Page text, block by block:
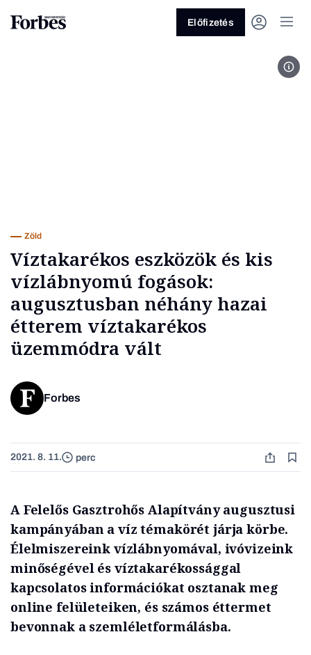
Előfizetés
Zöld
Víztakarékos eszközök és kis
vízlábnyomú fogások:
augusztusban néhány hazai
étterem víztakarékos
üzemmódra vált
Forbes
2021. 8. 11. perc
A FelelősGasztrohős Alapítvány augusztusi
kampányában a víz témakörét járja körbe.
Élelmiszereink vízlábnyomával, ivóvizeink
minőségével és víztakarékossággal
kapcsolatos információkat osztanak meg
online felületeiken, és számos éttermet
bevonnak a szemléletformálásba.